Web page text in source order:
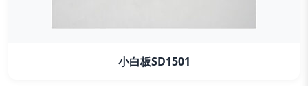
小白板SD1501